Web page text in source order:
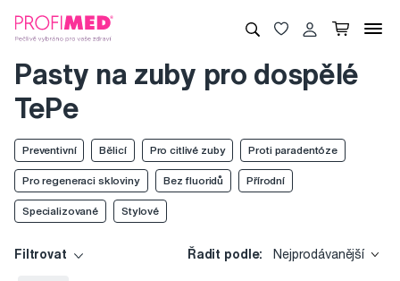
Pasty na zuby pro dospělé
TePe
Preventivní Bělicí Pro citlivé zuby Proti paradentóze
Pro regeneraci skloviny Bez fluoridů Přírodní
Specializované Stylové
Filtrovat Řadit podle: Nejprodávanější